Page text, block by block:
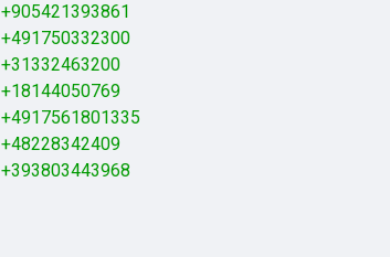
+905421393861
+491750332300
+31332463200
+18144050769
+4917561801335
+48228342409
+393803443968